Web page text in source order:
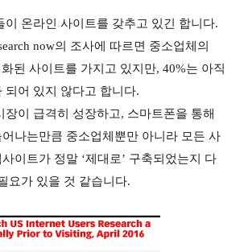
이 온라인 사이트를 갖추고 있긴 합니다.
now의 조사에 따르면 중소업체의
된 사이트를 가지고 있지만, 40%는 아직
되어 있지 않다고 합니다.
장이 급격히 성장하고, 스마트폰을 통해
나는만큼 중소업체뿐만 아니라 모든 사
이트가 정말 ‘제대로’ 구축되었는지 다
요가 있을 것 같습니다.